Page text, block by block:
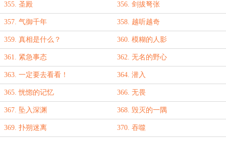
355. 圣殿 356. 剑拔弩张
357. 气御千年 358. 越听越奇
359. 真相是什么？ 360. 模糊的人影
361. 紧急事态 362. 无名的野心
363. 一定要去看看！ 364. 潜入
365. 恍惚的记忆 366. 无畏
367. 坠入深渊 368. 毁灭的一隅
369. 扑朔迷离 370. 吞噬